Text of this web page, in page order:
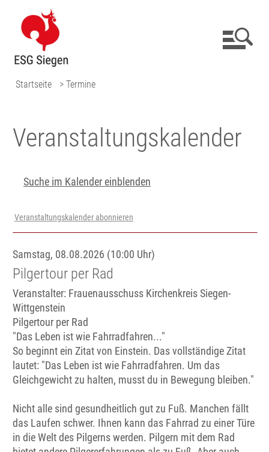
Startseite > Termine
Veranstaltungs­kalender
Suche im Kalender einblenden
Veranstaltungskalender abonnieren
Samstag, 08.08.2026 (10:00 Uhr)
Pilgertour per Rad
Veranstalter: Frauenausschuss Kirchenkreis Siegen-
Wittgenstein
Pilgertour per Rad
"Das Leben ist wie Fahrradfahren..."
So beginnt ein Zitat von Einstein. Das vollständige Zitat
lautet: "Das Leben ist wie Fahrradfahren. Um das
Gleichgewicht zu halten, musst du in Bewegung bleiben."
Nicht alle sind gesundheitlich gut zu Fuß. Manchen fällt
das Laufen schwer. Ihnen kann das Fahrrad zu einer Türe
in die Welt des Pilgerns werden. Pilgern mit dem Rad